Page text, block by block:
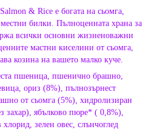
& Rice е богата на сьомга,
билки. Пълноценната храна за
всички основни жизненоважни
мастни киселини от сьомга,
козина на вашето малко куче.
пшеница, пшенично брашно,
ориз (8%), пълнозърнест
от сьомга (5%), хидролизиран
захар), ябълково пюре* ( 0,8%),
зелен овес, слънчоглед